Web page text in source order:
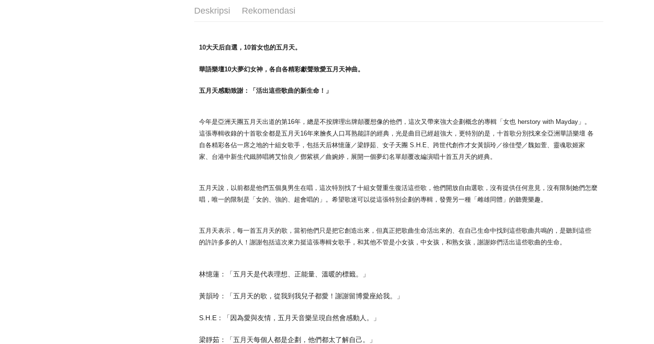
NT$1,000 atau lebih
付款後7-11取貨
NT$65/pesanan | Penghantaran percuma untuk pesanan
NT$1,000 atau lebih
NT$85/pesanan | Penghantaran percuma untuk pesanan
NT$1,000 atau lebih
Deskripsi Rekomendasi
10大天后自選，10首女也的五月天。
華語樂壇10大夢幻女神，各自各精彩獻聲致愛五月天神曲。
五月天感動致謝：「活出這些歌曲的新生命！」
今年是亞洲天團五月天出道的第16年，總是不按牌理出牌顛覆想像的他們，這次又帶來強大企劃概念的專輯「女也 herstory with Mayday」。
這張專輯收錄的十首歌全都是五月天16年來膾炙人口耳熟能詳的經典，光是曲目已經超強大，更特別的是，十首歌分別找來全亞洲華語樂壇 各
自各精彩各佔一席之地的十組女歌手，包括天后林憶蓮／梁靜茹、女子天團 S.H.E、跨世代創作才女黃韻玲／徐佳瑩／魏如萱、靈魂歌姬家
家、台港中新生代鐵肺唱將艾怡良／鄧紫祺／曲婉婷，展開一個夢幻名單顛覆改編演唱十首五月天的經典。
五月天說，以前都是他們五個臭男生在唱，這次特別找了十組女聲重生復活這些歌，他們開放自由選歌，沒有提供任何意見，沒有限制她們怎麼
唱，唯一的限制是「女的、強的、超會唱的」。希望歌迷可以從這張特別企劃的專輯，發覺另一種「雌雄同體」的聽覺樂趣。
五月天表示，每一首五月天的歌，當初他們只是把它創造出來，但真正把歌曲生命活出來的、在自己生命中找到這些歌曲共鳴的，是聽到這些
的許許多多的人！謝謝包括這次來力挺這張專輯女歌手，和其他不管是小女孩，中女孩，和熟女孩，謝謝妳們活出這些歌曲的生命。
林憶蓮：「五月天是代表理想、正能量、溫暖的標籤。」
黃韻玲：「五月天的歌，從我到我兒子都愛！謝謝留博愛座給我。」
S.H.E：「因為愛與友情，五月天音樂呈現自然會感動人。」
梁靜茹：「五月天每個人都是企劃，他們都太了解自己。」